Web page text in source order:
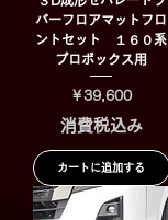
バーフロアマットフロ
ントセット １６０系
プロボックス用
価格
￥39,600
消費税込み
カートに追加する